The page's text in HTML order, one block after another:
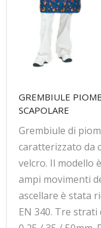
GREMBIULE
SCAPOLARE
Grembiule di
caratterizzato da
velcro. Il modello
ampi movimenti
ascellare è stata
EN 340. Tre